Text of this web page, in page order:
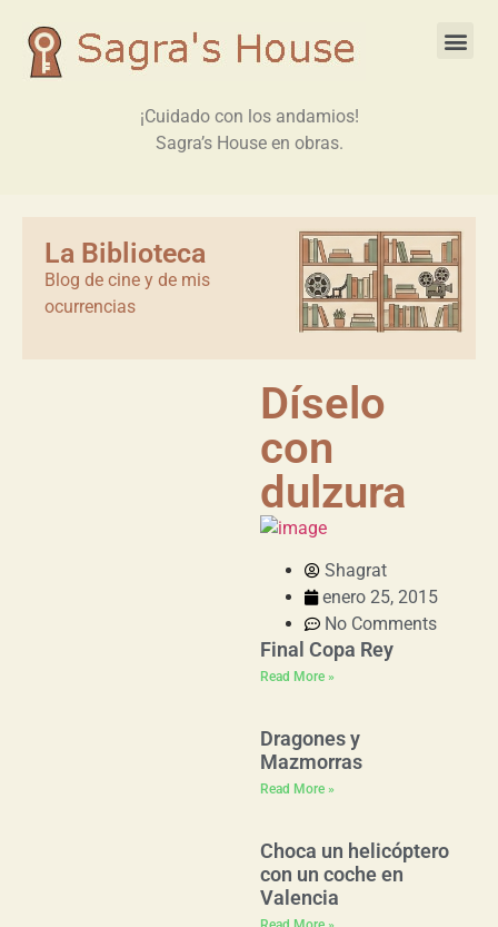
¡Cuidado con los andamios!
Sagra’s House en obras.
La Biblioteca
Blog de cine y de mis
ocurrencias
Díselo
con
dulzura
Shagrat
enero 25, 2015
No Comments
Final Copa Rey
Read More »
Dragones y
Mazmorras
Read More »
Choca un helicóptero
con un coche en
Valencia